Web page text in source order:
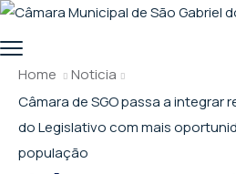
Home
Noticia
Câmara de SGO passa a integrar
do Legislativo com mais
população